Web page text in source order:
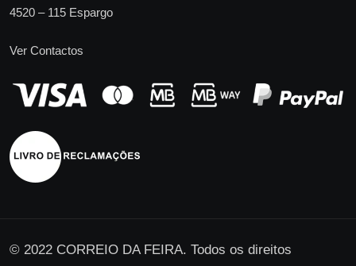
4520 – 115 Espargo
Ver Contactos
© 2022 CORREIO DA FEIRA. Todos os direitos